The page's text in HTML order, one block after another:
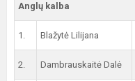
Anglų kalba
1. Blažytė Lilijana
2. Dambrauskaitė Dalė